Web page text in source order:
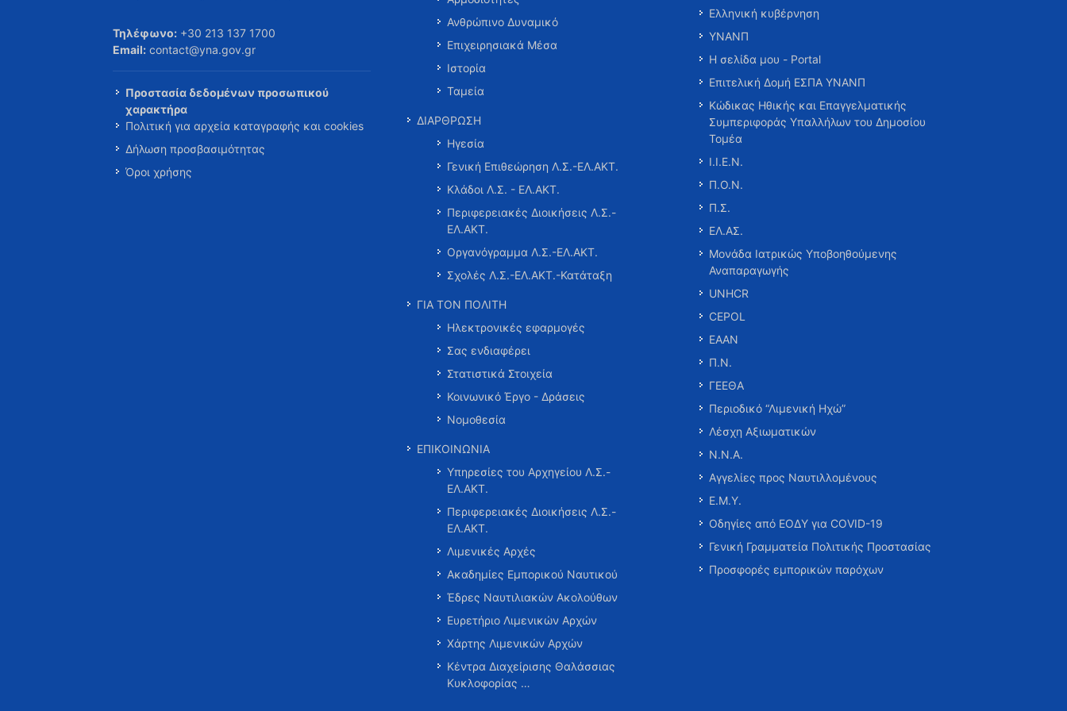
Τηλέφωνο: +30 213 137 1700
Email: contact@yna.gov.gr
Προστασία δεδομένων προσωπικού
χαρακτήρα
Πολιτική για αρχεία καταγραφής και cookies
Δήλωση προσβασιμότητας
Όροι χρήσης
Ανθρώπινο Δυναμικό
Επιχειρησιακά Μέσα
Ιστορία
Ταμεία
ΔΙΑΡΘΡΩΣΗ
Ηγεσία
Γενική Επιθεώρηση Λ.Σ.-ΕΛ.ΑΚΤ.
Κλάδοι Λ.Σ. - ΕΛ.ΑΚΤ.
Περιφερειακές Διοικήσεις Λ.Σ.-
ΕΛ.ΑΚΤ.
Οργανόγραμμα Λ.Σ.-ΕΛ.ΑΚΤ.
Σχολές Λ.Σ.-ΕΛ.ΑΚΤ.-Κατάταξη
ΓΙΑ ΤΟΝ ΠΟΛΙΤΗ
Ηλεκτρονικές εφαρμογές
Σας ενδιαφέρει
Στατιστικά Στοιχεία
Κοινωνικό Έργο - Δράσεις
Νομοθεσία
ΕΠΙΚΟΙΝΩΝΙΑ
Υπηρεσίες του Αρχηγείου Λ.Σ.-
ΕΛ.ΑΚΤ.
Περιφερειακές Διοικήσεις Λ.Σ.-
ΕΛ.ΑΚΤ.
Λιμενικές Αρχές
Ακαδημίες Εμπορικού Ναυτικού
Έδρες Ναυτιλιακών Ακολούθων
Ευρετήριο Λιμενικών Αρχών
Χάρτης Λιμενικών Αρχών
Κέντρα Διαχείρισης Θαλάσσιας
Κυκλοφορίας …
Ελληνική κυβέρνηση
ΥΝΑΝΠ
Η σελίδα μου - Portal
Επιτελική Δομή ΕΣΠΑ ΥΝΑΝΠ
Κώδικας Ηθικής και Επαγγελματικής
Συμπεριφοράς Υπαλλήλων του Δημοσίου
Τομέα
Ι.Ι.Ε.Ν.
Π.Ο.Ν.
Π.Σ.
ΕΛ.ΑΣ.
Μονάδα Ιατρικώς Υποβοηθούμενης
Αναπαραγωγής
UNHCR
CEPOL
ΕΑΑΝ
Π.Ν.
ΓΕΕΘΑ
Περιοδικό “Λιμενική Ηχώ”
Λέσχη Αξιωματικών
Ν.Ν.Α.
Αγγελίες προς Ναυτιλλομένους
Ε.Μ.Υ.
Οδηγίες από ΕΟΔΥ για COVID-19
Γενική Γραμματεία Πολιτικής Προστασίας
Προσφορές εμπορικών παρόχων